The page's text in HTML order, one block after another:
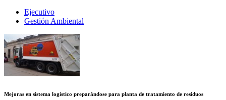
Ejecutivo
Gestión Ambiental
Mejoras en sistema logístico preparándose para planta de tratamiento de residuos